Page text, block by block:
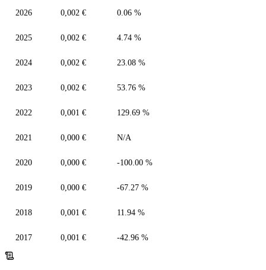
2026 0,002 € 0.06 %
2025 0,002 € 4.74 %
2024 0,002 € 23.08 %
2023 0,002 € 53.76 %
2022 0,001 € 129.69 %
2021 0,000 € N/A
2020 0,000 € -100.00 %
2019 0,000 € -67.27 %
2018 0,001 € 11.94 %
2017 0,001 € -42.96 %